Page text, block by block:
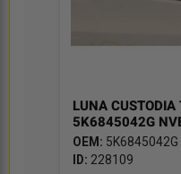
LUNA CUSTODIA
5K6845042G
OEM: 5K6845042G
ID: 228109